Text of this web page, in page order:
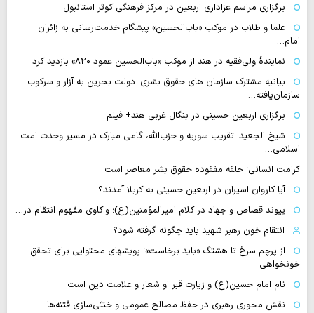
برگزاری مراسم عزاداری اربعین در مرکز فرهنگی کوثر استانبول
علما و طلاب در موکب «باب‌الحسین» پیشگام خدمت‌رسانی به زائران
امام…
نمایندهٔ ولی‌فقیه در هند از موکب «باب‌الحسین عمود ۸۲۰» بازدید کرد
بیانیه مشترک سازمان های حقوق بشری: دولت بحرین به آزار و سرکوب
سازمان‌یافته…
برگزاری اربعین حسینی در بنگال غربی هند+ فیلم
شیخ الجعید: تقریب سوریه و حزب‌الله، گامی مبارک در مسیر وحدت امت
اسلامی…
کرامت انسانی؛ حلقه مفقوده حقوق بشر معاصر است
آیا کاروان اسیران در اربعین حسینی به کربلا آمدند؟
پیوند قصاص و جهاد در کلام امیرالمؤمنین(ع)؛ واکاوی مفهوم انتقام در…
انتقام خون رهبر شهید باید چگونه گرفته شود؟
از پرچم سرخ تا هشتگ «باید برخاست»؛ پویشهای محتوایی برای تحقق
خونخواهی
نام امام حسین(ع) و زیارت قبر او شعار و علامت دین است
نقش محوری رهبری در حفظ مصالح عمومی و خنثی‌سازی فتنه‌ها